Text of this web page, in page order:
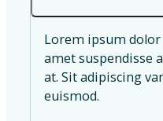
Lorem ipsum
amet suspendisse
at. Sit adipiscing
euismod.